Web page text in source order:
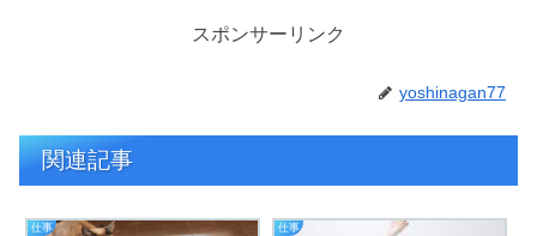
スポンサーリンク
yoshinagan77
関連記事
仕事 仕事